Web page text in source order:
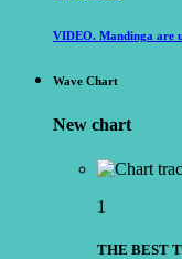
VIDEO. Mandinga are
Wave Chart
New chart
1
THE BEST